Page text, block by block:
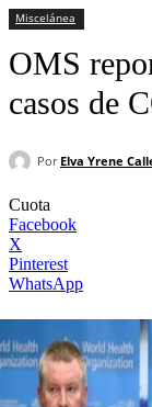
Miscelánea
OMS
casos de
Por Elva Yrene
Cuota
Facebook
X
Pinterest
WhatsApp